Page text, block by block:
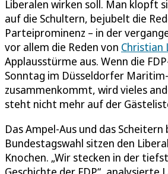
Liberalen wirken soll. Man klopft
auf die Schultern, bejubelt die
Parteiprominenz – in der
vor allem die Reden von Christian
Applausstürme aus. Wenn die
Sonntag im Düsseldorfer
zusammenkommt, wird vieles
steht nicht mehr auf der
Das Ampel-Aus und das Scheitern
Bundestagswahl sitzen den
Knochen. „Wir stecken in der